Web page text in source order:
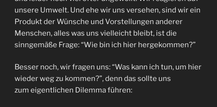
unsere Umwelt. Und ehe wir uns versehen, sind wir ein
Produkt der Wünsche und Vorstellungen anderer
Menschen, alles was uns vielleicht bleibt, ist die
sinngemäße Frage: “Wie bin ich hier hergekommen?”
Besser noch, wir fragen uns: “Was kann ich tun, um hier
wieder weg zu kommen?”, denn das sollte uns
zum eigentlichen Dilemma führen: